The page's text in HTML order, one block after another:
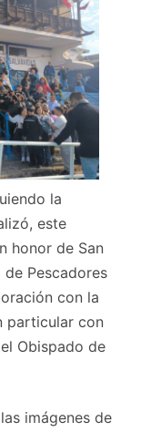
la
este
honor de San
Pescadores
con la
particular con
Obispado de
imágenes de